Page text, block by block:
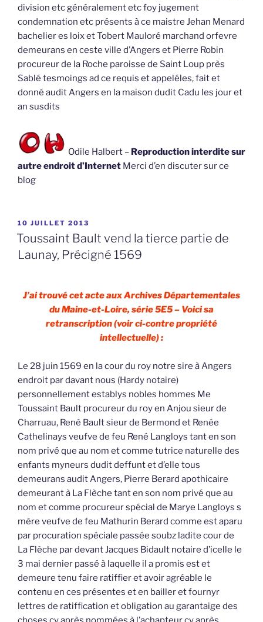
division etc généralement etc foy jugement
condemnation etc présents à ce maistre Jehan Menard
bachelier es loix et Tobert Mauloré marchand orfevre
demeurans en ceste ville d’Angers et Pierre Robin
procureur de la Roche paroisse de Saint Loup près
Sablé tesmoings ad ce requis et appeléles, fait et
donné audit Angers en la maison dudit Cadu les jour et
an susdits
Odile Halbert – Reproduction interdite sur
autre endroit d’Internet Merci d’en discuter sur ce
blog
PUBLIÉ
LE
10 JUILLET 2013
Toussaint Bault vend la tierce partie de
Launay, Précigné 1569
J’ai trouvé cet acte aux Archives Départementales
du Maine-et-Loire, série 5E5 – Voici sa
retranscription (voir ci-contre propriété
intellectuelle) :
Le 28 juin 1569 en la cour du roy notre sire à Angers
endroit par davant nous (Hardy notaire)
personnellement establys nobles hommes Me
Toussaint Bault procureur du roy en Anjou sieur de
Charruau, René Bault sieur de Bermond et Renée
Cathelinays veufve de feu René Langloys tant en son
nom privé que au nom et comme tutrice naturelle des
enfants myneurs dudit deffunt et d’elle tous
demeurans audit Angers, Pierre Berard apothicaire
demeurant à La Flèche tant en son nom privé que au
nom et comme procureur spécial de Marye Langloys s
mère veufve de feu Mathurin Berard comme est aparu
par procuration spéciale passée soubz ladite cour de
La Flèche par devant Jacques Bidault notaire d’icelle le
3 mai dernier passé à laquelle il a promis est et
demeure tenu faire ratiffier et avoir agréable le
contenu en ces présentes et en bailler et fournyr
lettres de ratiffication et obligation au garantaige des